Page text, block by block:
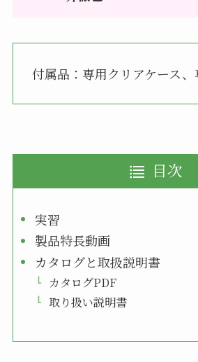
付属品：専用クリアケース
目次
実習
製品特長動画
カタログと取扱説明書
カタログPDF
取り扱い説明書